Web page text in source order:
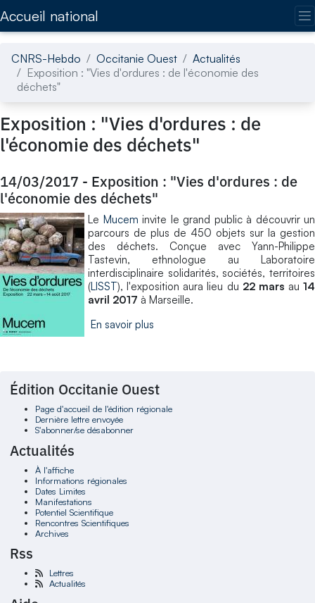
Accueil national
CNRS-Hebdo Occitanie Ouest
Actualités
Exposition : "Vies d'ordures : de l'économie des
déchets"
Exposition : "Vies d'ordures : de
l'économie des déchets"
14/03/2017 - Exposition : "Vies d'ordures : de
l'économie des déchets"
Le Mucem invite le grand public à découvrir un
parcours de plus de 450 objets sur la gestion
des déchets. Conçue avec Yann-Philippe
Tastevin, ethnologue au Laboratoire
interdisciplinaire solidarités, sociétés, territoires
(LISST), l'exposition aura lieu du 22 mars au 14
avril 2017 à Marseille.
En savoir plus
Édition Occitanie Ouest
Page d'accueil de l'édition régionale
Dernière lettre envoyée
S'abonner/se désabonner
Actualités
À l'affiche
Informations régionales
Dates Limites
Manifestations
Potentiel Scientifique
Rencontres Scientifiques
Archives
Rss
Lettres
Actualités